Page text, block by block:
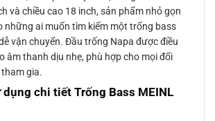
và chiều cao 18 inch, sản phẩm nhỏ gọn
những ai muốn tìm kiếm một trống bass
vận chuyển. Đầu trống Napa được điều
âm thanh dịu nhẹ, phù hợp cho mọi đối
gia.
dụng chi tiết Trống Bass MEINL